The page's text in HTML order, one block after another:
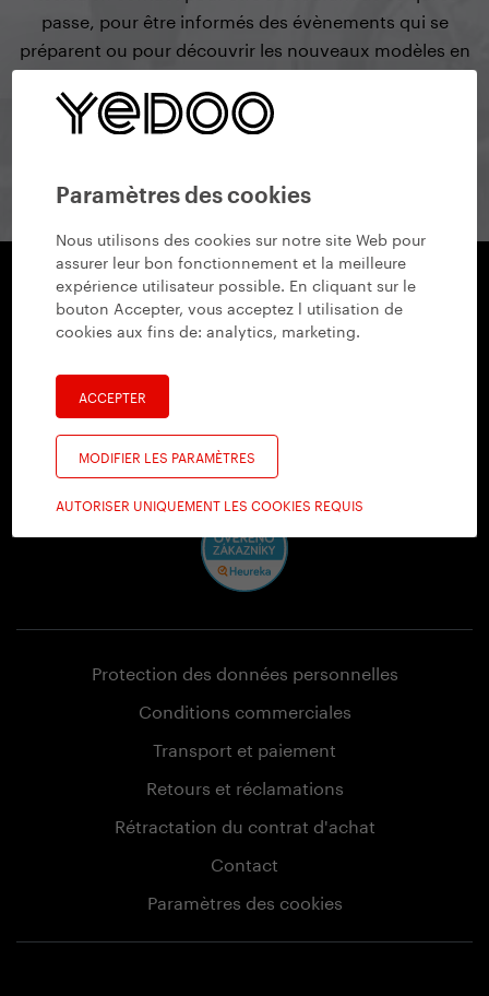
Paramètres des cookies
Nous utilisons des cookies sur notre site Web pour
assurer leur bon fonctionnement et la meilleure
expérience utilisateur possible. En cliquant sur le
bouton Accepter, vous acceptez l utilisation de
cookies aux fins de:analytics, marketing.
ACCEPTER
MODIFIER LES PARAMÈTRES
AUTORISER UNIQUEMENT LES COOKIES REQUIS
passe, pour être informés des évènements qui se
préparent ou pour découvrir les nouveaux modèles en
avant-première.
Yedoo
+420 737 279 228 info@yedoo.eu
Suivez-nous sur les réseaux sociaux
Protection des données personnelles
Conditions commerciales
Transport et paiement
Retours et réclamations
Rétractation du contrat d'achat
Contact
Paramètres des cookies